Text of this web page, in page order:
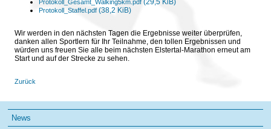
Protokoll_Gesamt_Walking5km.pdf (29,5 KiB)
Protokoll_Staffel.pdf (38,2 KiB)
Wir werden in den nächsten Tagen die Ergebnisse weiter überprüfen,
danken allen Sportlern für Ihr Teilnahme, den tollen Ergebnissen und
würden uns freuen Sie alle beim nächsten Elstertal-Marathon erneut am
Start und auf der Strecke zu sehen.
Zurück
Navigation
überspringen
News